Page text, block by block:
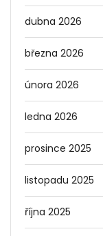
dubna 2026
března 2026
února 2026
ledna 2026
prosince 2025
listopadu 2025
října 2025